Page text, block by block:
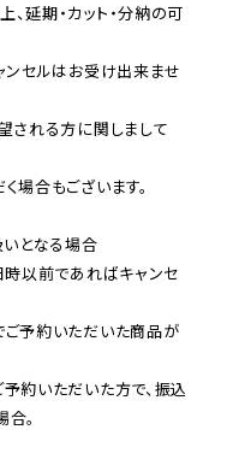
延期・カット・分納の可
ンセルはお受け出来ませ
される方に関しまして
場合もございます。
となる場合
以前であればキャンセ
ご予約いただいた商品が
約いただいた方で、振込
。